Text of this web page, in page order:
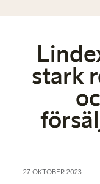
stark
27 OKTOBER 2023